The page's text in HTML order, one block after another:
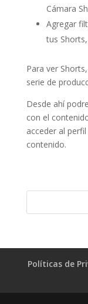
Cámara
Agregar
tus
Para ver
serie de
Desde ahí
con el
acceder al
contenido.
Políticas de